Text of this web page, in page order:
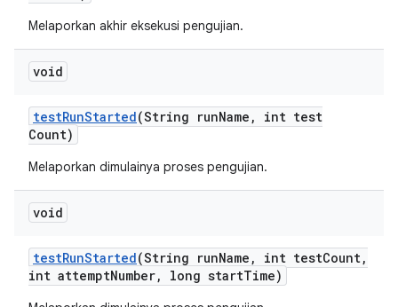
Melaporkan akhir eksekusi pengujian.
void
testRunStarted(String runName ,
int test
Count)
Melaporkan dimulainya proses pengujian.
void
testRunStarted(String runName , int testCount,
int attemptNumber, long startTime)